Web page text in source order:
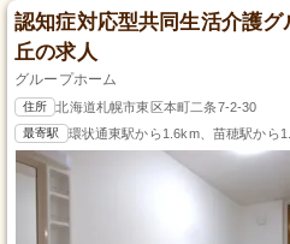
認知症対応型共同生活介護
丘の求人
グループホーム
住所 北海道札幌市東区本町二条7-2-30
最寄駅 環状通東駅から1.6km、苗穂駅から